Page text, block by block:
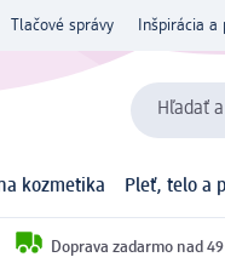
Tlačové správy Inšpirácia a
Hľadať
kozmetika Pleť, telo a
Doprava zadarmo nad